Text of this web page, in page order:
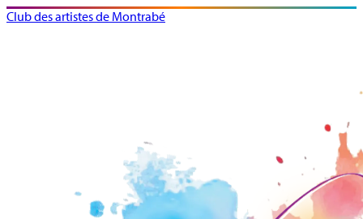
Club des artistes de Montrabé